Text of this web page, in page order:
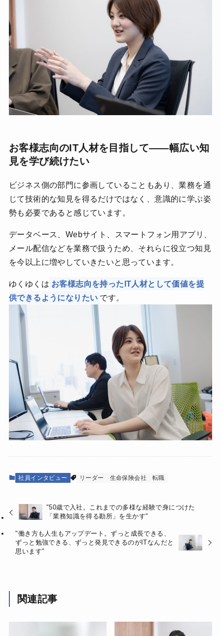
お客様志向のIT人材を目指して――幅広い知
見を学び続けたい
ビジネス側の部門に参画していることもあり、業務を通
じて技術的な知見を得るだけではなく、意識的に学ぶ姿
勢も必要であると感じています。
データベース、Webサイト、スマートフォン用アプリ、
メール配信などを業務で扱うため、それらに役立つ知見
を今以上に増やしていきたいと思っています。
ゆくゆくは お客様志向を持ったIT人材として価値を提
供できるようになりたい です。
社員インタビュー リーダー 生命保険会社 転職
"50歳で入社。これまでの多様な経験で身につけた
「業務知識を得る勘所」を生かす"
"働き方も人生もアップデート。ずっと成長できる、
ずっと勉強できる、ずっと発見できるのがITなんだと
思います"
関連記事